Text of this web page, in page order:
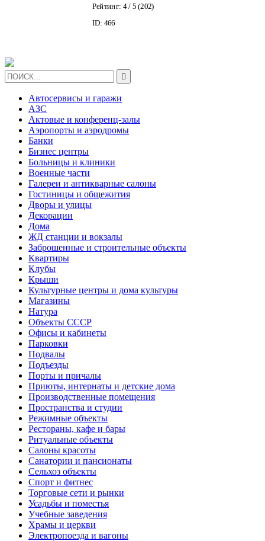
Рейтинг: 4/ 5 (202)
ID: 466

Автосервисы и гаражи
АЗС
Актовые и конференц-залы
Аэропорты и аэродромы
Банки
Бизнес центры
Больницы и клиники
Военные части
Галереи и антикварные салоны
Гостиницы и общежития
Дворы и улицы
Декорации
Дома
ЖД станции и вокзалы
Заброшенные и строительные объекты
Квартиры
Клубы
Крыши
Культурные центры и дома культуры
Магазины
Натура
Объекты СССР
Офисы и кабинеты
Парковки
Подвалы
Подъезды
Порты и причалы
Приюты, интернаты и детские дома
Производственные помещения
Пространства и студии
Режимные объекты
Рестораны, кафе и бары
Ритуальные объекты
Салоны красоты
Санатории и пансионаты
Сельхоз объекты
Спорт и фитнес
Торговые сети и рынки
Усадьбы и поместья
Учебные заведения
Храмы и церкви
Электропоезда и вагоны